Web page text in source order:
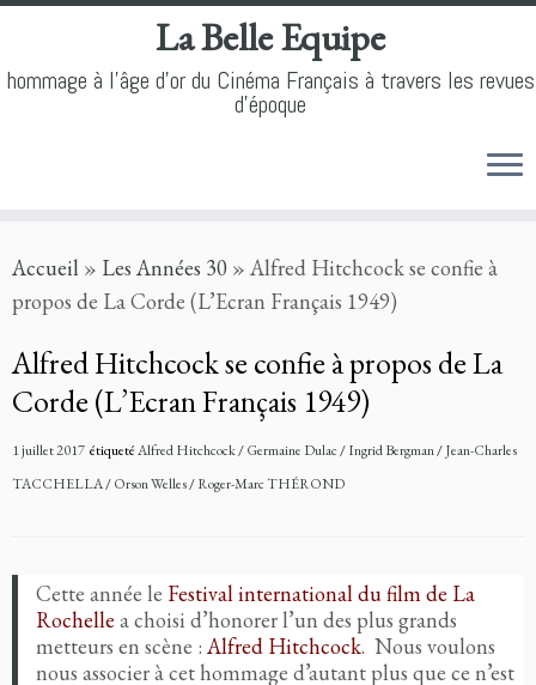
to
content
La Belle Equipe
hommage à l'âge d'or du Cinéma Français à travers les revues
d'époque
Accueil » Les Années 30 » Alfred Hitchcock se confie à
propos de La Corde (L’Ecran Français 1949)
Alfred Hitchcock se confie à propos de La
Corde (L’Ecran Français 1949)
1 juillet 2017 étiquetéAlfred Hitchcock/Germaine Dulac/Ingrid Bergman/Jean-Charles
TACCHELLA/Orson Welles/Roger-Marc THÉROND
Cette année le Festival international du film de La
Rochelle a choisi d’honorer l’un des plus grands
metteurs en scène : Alfred Hitchcock. Nous voulons
nous associer à cet hommage d’autant plus que ce n’est